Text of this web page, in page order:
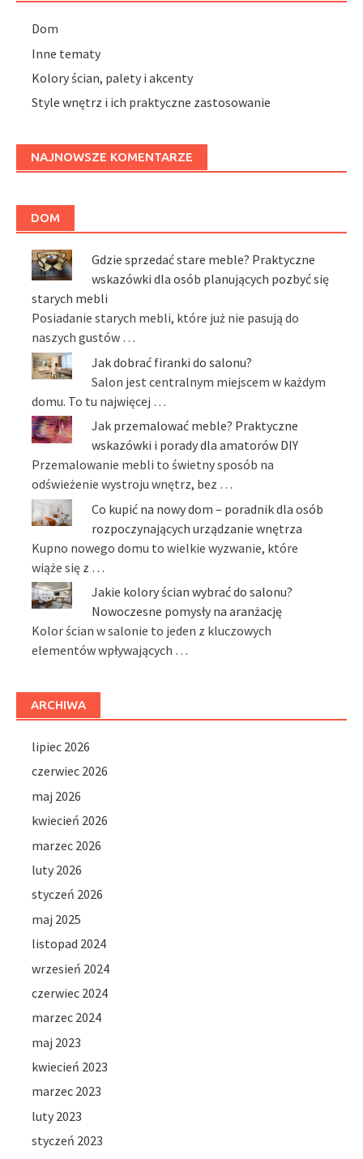
Dom
Inne tematy
Kolory ścian, palety i akcenty
Style wnętrz i ich praktyczne zastosowanie
NAJNOWSZE KOMENTARZE
DOM
Gdzie sprzedać stare meble? Praktyczne
wskazówki dla osób planujących pozbyć się
starych mebli
Posiadanie starych mebli, które już nie pasują do
naszych gustów …
Jak dobrać firanki do salonu?
Salon jest centralnym miejscem w każdym
domu. To tu najwięcej …
Jak przemalować meble? Praktyczne
wskazówki i porady dla amatorów DIY
Przemalowanie mebli to świetny sposób na
odświeżenie wystroju wnętrz, bez …
Co kupić na nowy dom – poradnik dla osób
rozpoczynających urządzanie wnętrza
Kupno nowego domu to wielkie wyzwanie, które
wiąże się z …
Jakie kolory ścian wybrać do salonu?
Nowoczesne pomysły na aranżację
Kolor ścian w salonie to jeden z kluczowych
elementów wpływających …
ARCHIWA
lipiec 2026
czerwiec 2026
maj 2026
kwiecień 2026
marzec 2026
luty 2026
styczeń 2026
maj 2025
listopad 2024
wrzesień 2024
czerwiec 2024
marzec 2024
maj 2023
kwiecień 2023
marzec 2023
luty 2023
styczeń 2023